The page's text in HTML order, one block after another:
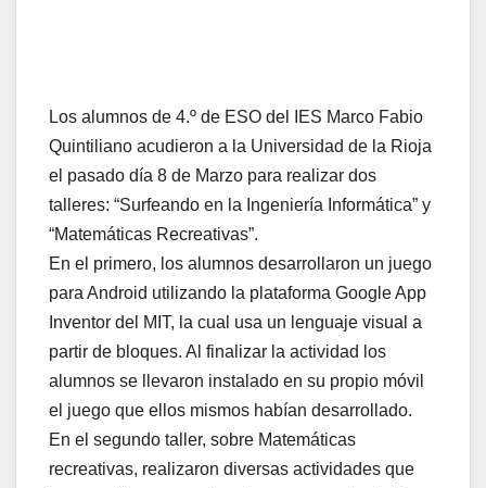
Los alumnos de 4.º de ESO del IES Marco Fabio
Quintiliano acudieron a la Universidad de la Rioja
el pasado día 8 de Marzo para realizar dos
talleres: “Surfeando en la Ingeniería Informática” y
“Matemáticas Recreativas”.
En el primero, los alumnos desarrollaron un juego
para Android utilizando la plataforma Google App
Inventor del MIT, la cual usa un lenguaje visual a
partir de bloques. Al finalizar la actividad los
alumnos se llevaron instalado en su propio móvil
el juego que ellos mismos habían desarrollado.
En el segundo taller, sobre Matemáticas
recreativas, realizaron diversas actividades que